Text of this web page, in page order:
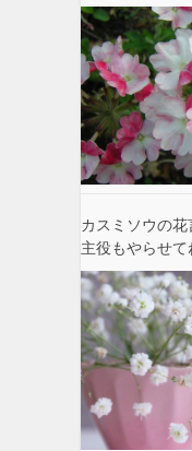
カスミソウの
主役もやらせて